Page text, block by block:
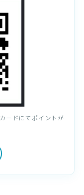
ードにてポイントが